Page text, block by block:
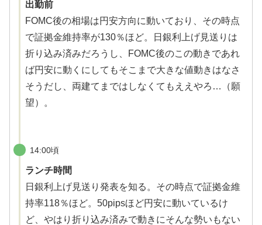
出勤前
FOMC後の相場は円安方向に動いており、その時点
で証拠金維持率が130％ほど。日銀利上げ見送りは
折り込み済みだろうし、FOMC後のこの動きであれ
ば円安に動くにしてもそこまで大きな値動きはなさ
そうだし、両建てまではしなくてもええやろ…（願
望）。
14:00頃
ランチ時間
日銀利上げ見送り発表を知る。その時点で証拠金維
持率118％ほど。50pipsほど円安に動いているけ
ど、やはり折り込み済みで動きにそんな勢いもない